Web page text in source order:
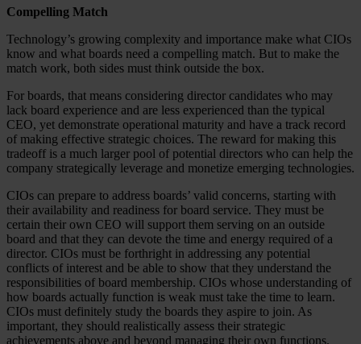
Compelling Match
Technology’s growing complexity and importance make what CIOs
know and what boards need a compelling match. But to make the
match work, both sides must think outside the box.
For boards, that means considering director candidates who may
lack board experience and are less experienced than the typical
CEO, yet demonstrate operational maturity and have a track record
of making effective strategic choices. The reward for making this
tradeoff is a much larger pool of potential directors who can help the
company strategically leverage and monetize emerging technologies.
CIOs can prepare to address boards’ valid concerns, starting with
their availability and readiness for board service. They must be
certain their own CEO will support them serving on an outside
board and that they can devote the time and energy required of a
director. CIOs must be forthright in addressing any potential
conflicts of interest and be able to show that they understand the
responsibilities of board membership. CIOs whose understanding of
how boards actually function is weak must take the time to learn.
CIOs must definitely study the boards they aspire to join. As
important, they should realistically assess their strategic
achievements above and beyond managing their own functions.